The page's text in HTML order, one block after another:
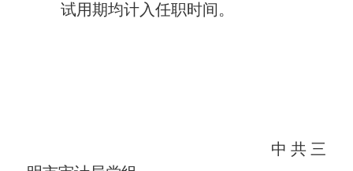
试用期均计入任职时间。
中共三